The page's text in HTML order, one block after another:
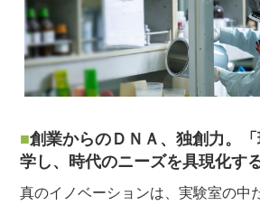
創業からのＤＮＡ、独創力。
学し、時代のニーズを具現化す
真のイノベーションは、実験室の中